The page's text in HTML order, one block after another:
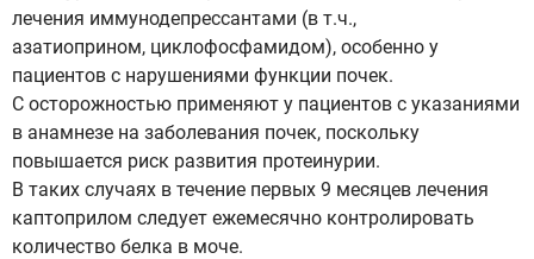
лечения иммунодепрессантами (в т.ч.,
азатиоприном, циклофосфамидом), особенно у
пациентов с нарушениями функции почек.
С осторожностью применяют у пациентов с указаниями
в анамнезе на заболевания почек, поскольку
повышается риск развития протеинурии.
В таких случаях в течение первых 9 месяцев лечения
каптоприлом следует ежемесячно контролировать
количество белка в моче.